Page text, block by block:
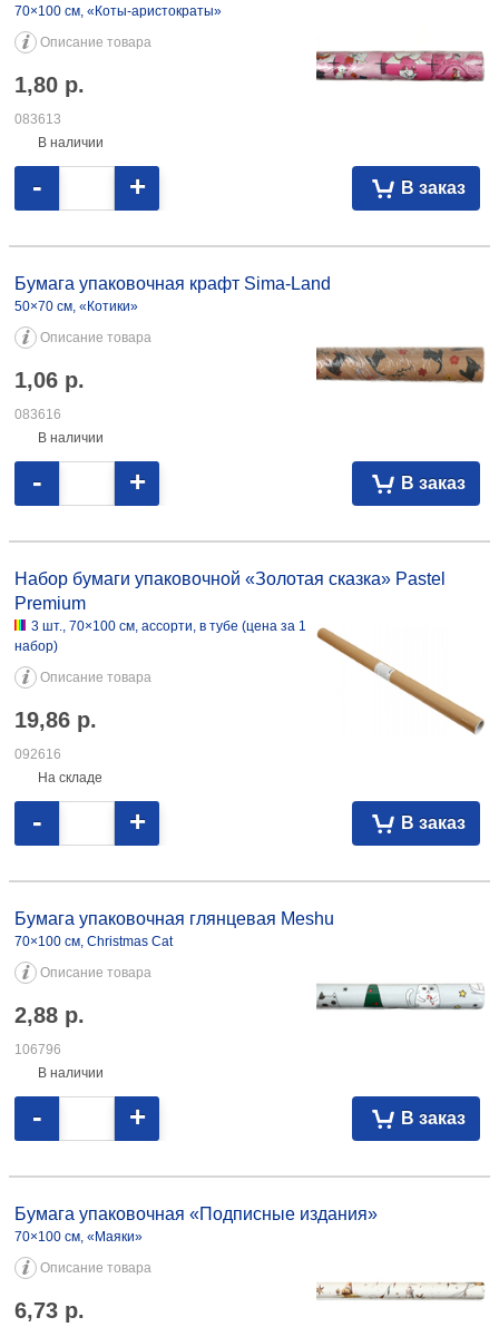
70×100 см, «Коты-аристократы»
Описание товара
1,80 р.
083613
В наличии
В заказ
- +
Бумага упаковочная крафт Sima-Land
50×70 см, «Котики»
Описание товара
1,06 р.
083616
В наличии
В заказ
- +
70×100 см, ассорти, в тубе 19,86 092616
Набор бумаги упаковочной «Золотая сказка» Pastel
Premium
3 шт., 70×100 см, ассорти, в тубе (цена за 1
набор)
Описание товара
19,86 р.
092616
На складе
В заказ
- +
106796
Бумага упаковочная глянцевая Meshu
70×100 см, Christmas Cat
Описание товара
2,88 р.
106796
В наличии
В заказ
- +
075226 70×100 см, «Поющие птицы» 6,73 075227 70×100 см, «Птицы
на синем фоне» 5,83 075228 70×100 см, Readers 5,83 075225
Бумага упаковочная «Подписные издания»
70×100 см, «Маяки»
Описание товара
6,73 р.